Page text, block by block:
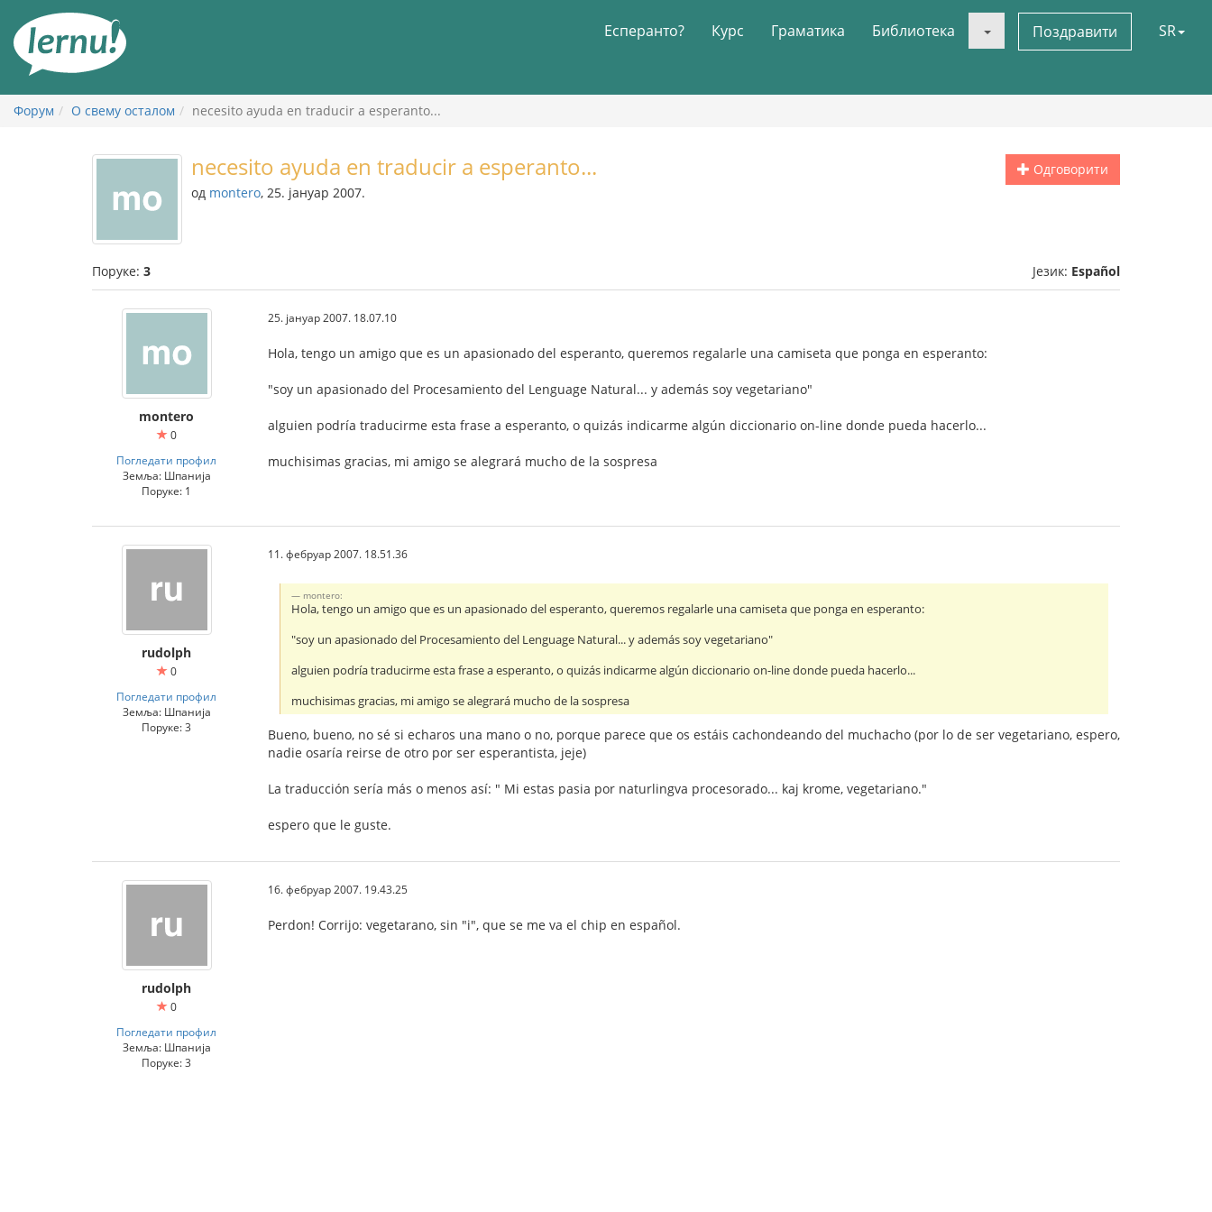
садржају
Есперанто? Курс Граматика Библиотека Поздравити SR
Форум О свему осталом necesito ayuda en traducir a esperanto...
Одговорити
necesito ayuda en traducir a esperanto...
од montero, 25. јануар 2007.
Поруке: 3 Језик: Español
montero
0
Погледати профил
Земља: Шпанија
Поруке: 1
25. јануар 2007. 18.07.10
Hola, tengo un amigo que es un apasionado del esperanto, queremos regalarle una camiseta que ponga en esperanto:
"soy un apasionado del Procesamiento del Lenguage Natural... y además soy vegetariano"
alguien podría traducirme esta frase a esperanto, o quizás indicarme algún diccionario on-line donde pueda hacerlo...
muchisimas gracias, mi amigo se alegrará mucho de la sospresa
rudolph
0
Погледати профил
Земља: Шпанија
Поруке: 3
11. фебруар 2007. 18.51.36
montero:
Hola, tengo un amigo que es un apasionado del esperanto, queremos regalarle una camiseta que ponga en esperanto:
"soy un apasionado del Procesamiento del Lenguage Natural... y además soy vegetariano"
alguien podría traducirme esta frase a esperanto, o quizás indicarme algún diccionario on-line donde pueda hacerlo...
muchisimas gracias, mi amigo se alegrará mucho de la sospresa
Bueno, bueno, no sé si echaros una mano o no, porque parece que os estáis cachondeando del muchacho (por lo de ser vegetariano, espero,
nadie osaría reirse de otro por ser esperantista, jeje)
La traducción sería más o menos así: " Mi estas pasia por naturlingva procesorado... kaj krome, vegetariano."
espero que le guste.
rudolph
0
Погледати профил
Земља: Шпанија
Поруке: 3
16. фебруар 2007. 19.43.25
Perdon! Corrijo: vegetarano, sin "i", que se me va el chip en español.